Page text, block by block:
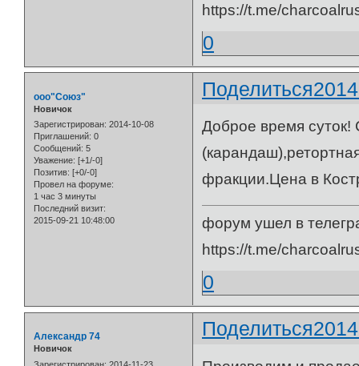
https://t.me/
0
Поделиться
ооо"Союз"
Новичок
Зарегистрирован: 2014-10-08
Приглашений: 0
Сообщений: 5
Уважение: [+1/-0]
Позитив: [+0/-0]
Провел на форуме:
1 час 3 минуты
Последний визит:
2015-09-21 10:48:00
Доброе время суток!
фракции.Цена в
форум ушел в
https://t.me/
0
Поделиться
Александр 74
Новичок